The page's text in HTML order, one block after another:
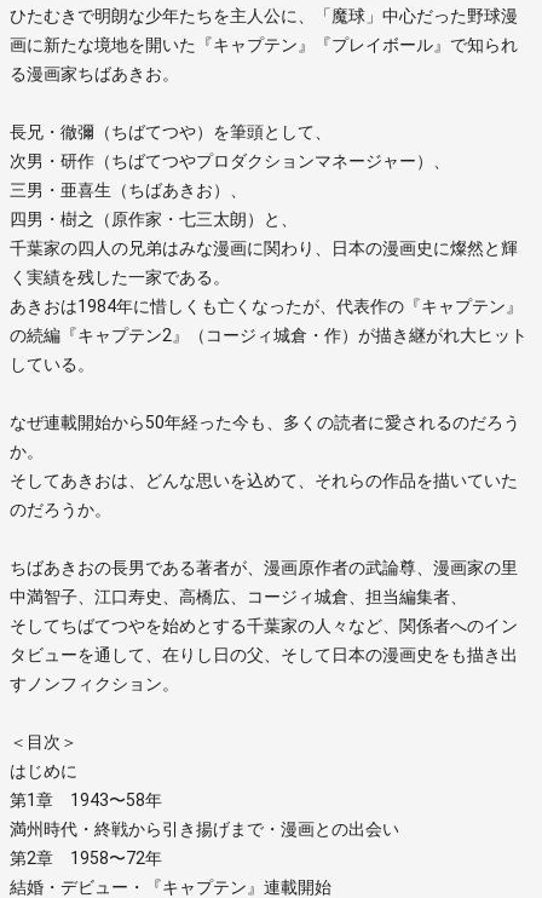
ひたむきで明朗な少年たちを主人公に、「魔球」中心だった野球漫
画に新たな境地を開いた『キャプテン』『プレイボール』で知られ
る漫画家ちばあきお。
長兄・徹彌（ちばてつや）を筆頭として、
次男・研作（ちばてつやプロダクションマネージャー）、
三男・亜喜生（ちばあきお）、
四男・樹之（原作家・七三太朗）と、
千葉家の四人の兄弟はみな漫画に関わり、日本の漫画史に燦然と輝
く実績を残した一家である。
あきおは1984年に惜しくも亡くなったが、代表作の『キャプテン』
の続編『キャプテン2』（コージィ城倉・作）が描き継がれ大ヒット
している。
なぜ連載開始から50年経った今も、多くの読者に愛されるのだろう
か。
そしてあきおは、どんな思いを込めて、それらの作品を描いていた
のだろうか。
ちばあきおの長男である著者が、漫画原作者の武論尊、漫画家の里
中満智子、江口寿史、高橋広、コージィ城倉、担当編集者、
そしてちばてつやを始めとする千葉家の人々など、関係者へのイン
タビューを通して、在りし日の父、そして日本の漫画史をも描き出
すノンフィクション。
＜目次＞
はじめに
第1章 1943〜58年
満州時代・終戦から引き揚げまで・漫画との出会い
第2章 1958〜72年
結婚・デビュー・『キャプテン』連載開始